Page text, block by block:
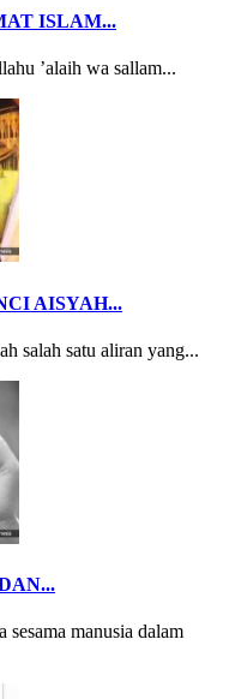
ISLAM...
’alaih wa sallam...
AISYAH...
salah satu aliran yang...
manusia dalam